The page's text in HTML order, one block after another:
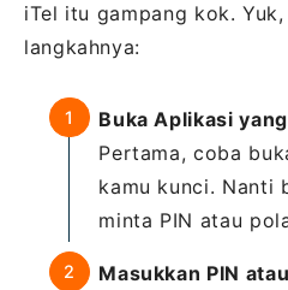
iTel itu gampang kok.
langkahnya:
Buka Aplikasi
Pertama, coba
kamu kunci. Nanti
minta PIN atau
Masukkan PIN